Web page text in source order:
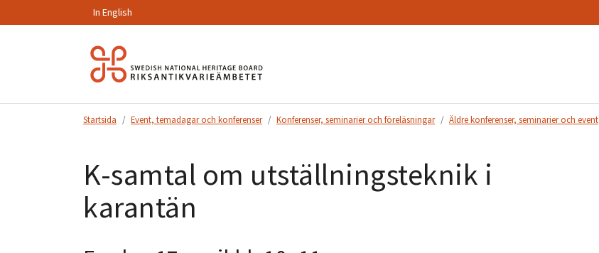
In English
Startsida Event, temadagar och konferenser Konferenser, seminarier och föreläsningar Äldre konferenser, seminarier och event
K-samtal om utställningsteknik i
karantän